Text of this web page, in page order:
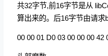
共32字节,前16字节是从
算出来的。后16字节由请求
00 00 01 D0 03 00 00 00 42